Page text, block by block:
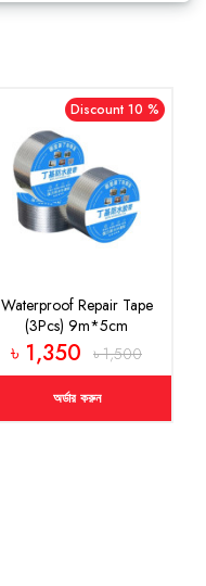
Discount 10 %
Waterproof Repair Tape
(3Pcs) 9m*5cm
৳ 1,350 ৳ 1,500
অর্ডার করুন